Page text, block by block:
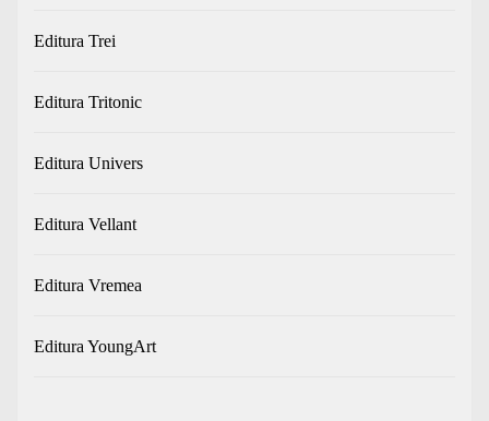
Editura Trei
Editura Tritonic
Editura Univers
Editura Vellant
Editura Vremea
Editura YoungArt